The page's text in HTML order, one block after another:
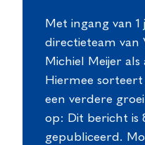
Met ingang van
directieteam van
Michiel Meijer
Hiermee
een verdere
op: Dit bericht is
gepubliceerd.